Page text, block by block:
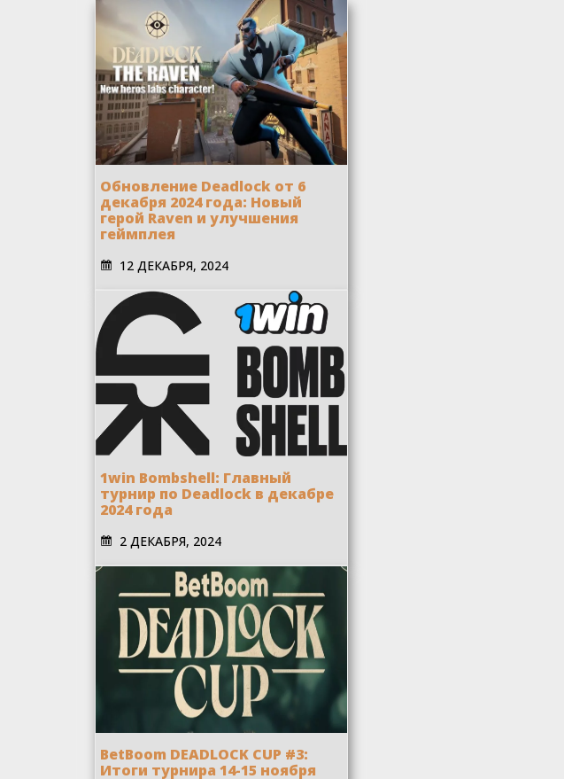
Обновление Deadlock от 6
декабря 2024 года: Новый
герой Raven и улучшения
геймплея
12 ДЕКАБРЯ, 2024
1win Bombshell: Главный
турнир по Deadlock в декабре
2024 года
2 ДЕКАБРЯ, 2024
BetBoom DEADLOCK CUP #3:
Итоги турнира 14-15 ноября